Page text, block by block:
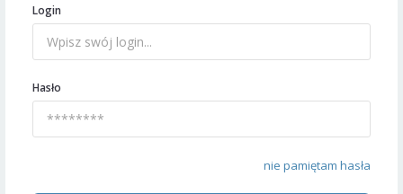
Login
Hasło
nie pamiętam hasła